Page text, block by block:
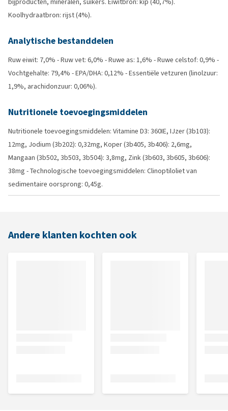
Koolhydraatbron: rijst (4%).
Analytische bestanddelen
Ruw eiwit: 7,0% - Ruw vet: 6,0% - Ruwe as: 1,6% - Ruwe celstof: 0,9% -
Vochtgehalte: 79,4% - EPA/DHA: 0,12% - Essentiële vetzuren (linolzuur:
1,9%, arachidonzuur: 0,06%).
Nutritionele toevoegingsmiddelen
Nutritionele toevoegingsmiddelen: Vitamine D3: 360IE, IJzer (3b103):
12mg, Jodium (3b202): 0,32mg, Koper (3b405, 3b406): 2,6mg,
Mangaan (3b502, 3b503, 3b504): 3,8mg, Zink (3b603, 3b605, 3b606):
38mg - Technologische toevoegingsmiddelen: Clinoptiloliet van
sedimentaire oorsprong: 0,45g.
Andere klanten kochten ook